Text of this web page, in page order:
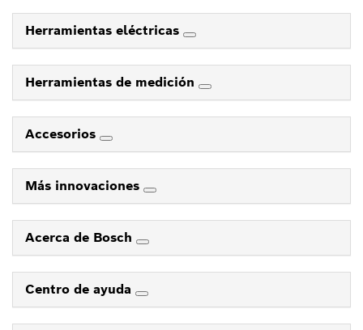
Herramientas eléctricas
Herramientas de medición
Accesorios
Más innovaciones
Acerca de Bosch
Centro de ayuda